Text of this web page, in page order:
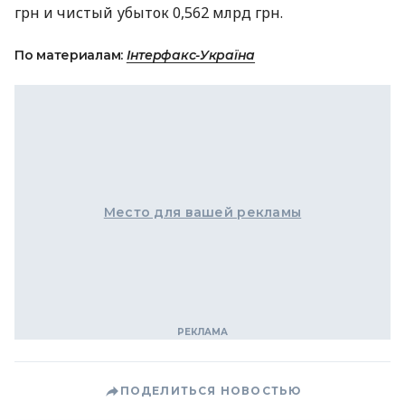
грн и чистый убыток 0,562 млрд грн.
По материалам: Інтерфакс-Україна
Место для вашей рекламы
ПОДЕЛИТЬСЯ НОВОСТЬЮ